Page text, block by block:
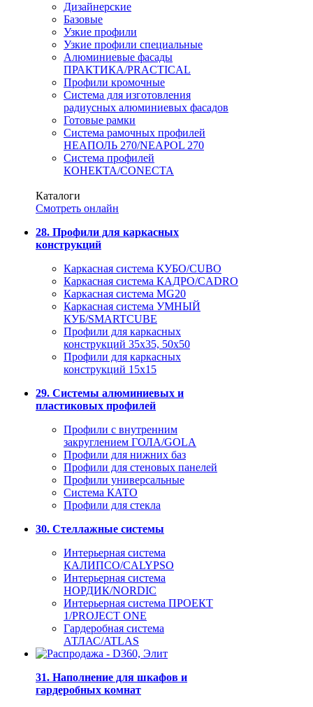
Дизайнерские
Базовые
Узкие профили
Узкие профили специальные
Алюминиевые фасады
ПРАКТИКА/PRACTICAL
Профили кромочные
Система для изготовления
радиусных алюминиевых фасадов
Готовые рамки
Система рамочных профилей
НЕАПОЛЬ 270/NEAPOL 270
Система профилей
КОНЕКТА/CONECTA
Каталоги
Смотреть онлайн
28. Профили для каркасных
конструкций
Каркасная система КУБО/CUBO
Каркасная система КАДРО/CADRO
Каркасная система MG20
Каркасная система УМНЫЙ
КУБ/SMARTCUBE
Профили для каркасных
конструкций 35x35, 50x50
Профили для каркасных
конструкций 15х15
29. Системы алюминиевых и
пластиковых профилей
Профили с внутренним
закруглением ГОЛА/GOLA
Профили для нижних баз
Профили для стеновых панелей
Профили универсальные
Система КАТО
Профили для стекла
30. Стеллажные системы
Интерьерная система
КАЛИПСО/CALYPSO
Интерьерная система
НОРДИК/NORDIC
Интерьерная система ПРОЕКТ
1/PROJECT ONE
Гардеробная система
АТЛАС/ATLAS
31. Наполнение для шкафов и
гардеробных комнат